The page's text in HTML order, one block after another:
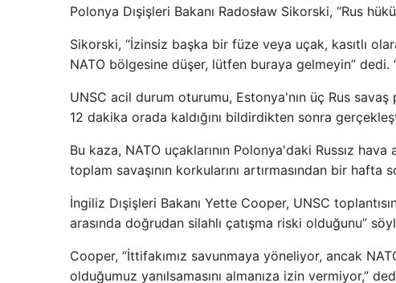
Polonya Dışişleri Bakanı Radosław Sikorski, “Rus
Sikorski, “İzinsiz başka bir füze veya uçak, kasıtlı
NATO bölgesine düşer, lütfen buraya gelmeyin” dedi.
UNSC acil durum oturumu, Estonya'nın üç Rus
12 dakika orada kaldığını bildirdikten sonra
Bu kaza, NATO uçaklarının Polonya'daki Russız
toplam savaşının korkularını artırmasından bir hafta
İngiliz Dışişleri Bakanı Yette Cooper, UNSC
arasında doğrudan silahlı çatışma riski olduğunu”
Cooper, “İttifakımız savunmaya yöneliyor, ancak
olduğumuz yanılsamasını almanıza izin vermiyor,”